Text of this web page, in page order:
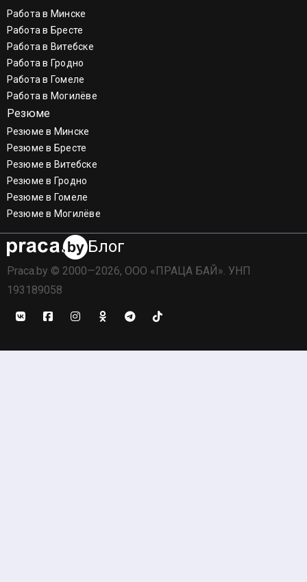
Работа в Минске
Работа в Бресте
Работа в Витебске
Работа в Гродно
Работа в Гомеле
Работа в Могилёве
Резюме
Резюме в Минске
Резюме в Бресте
Резюме в Витебске
Резюме в Гродно
Резюме в Гомеле
Резюме в Могилёве
Блог
Praca.by © 2000—2026, ООО «ПРАЦА БАЙ». УНП
193189058